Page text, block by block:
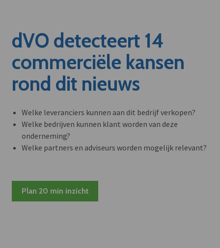
dVO detecteert 14
commerciële kansen
rond dit nieuws
Welke leveranciers kunnen aan dit bedrijf verkopen?
Welke bedrijven kunnen klant worden van deze
onderneming?
Welke partners en adviseurs worden mogelijk relevant?
Plan 20 min inzicht